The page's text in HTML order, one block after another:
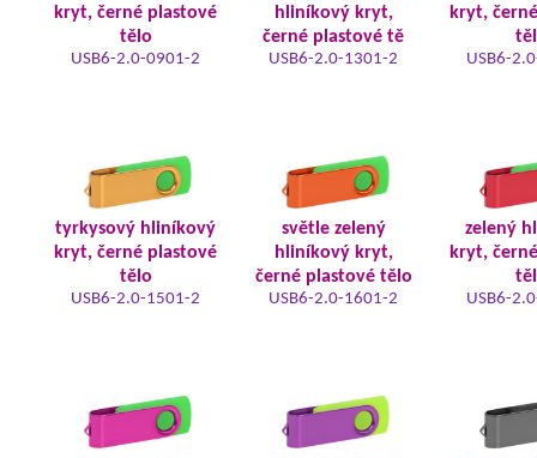
kryt, černé plastové
tělo
USB6-2.0-0901-2
hliníkový kryt,
černé plastové tě
USB6-2.0-1301-2
kryt,
USB6-
tyrkysový hliníkový
kryt, černé plastové
tělo
USB6-2.0-1501-2
světle zelený
hliníkový kryt,
černé plastové tělo
USB6-2.0-1601-2
zelený
kryt,
USB6-